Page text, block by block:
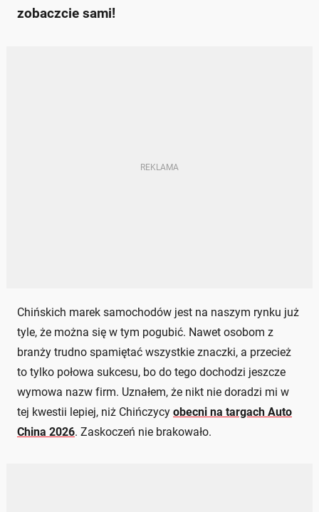
zobaczcie sami!
Chińskich marek samochodów jest na naszym rynku już
tyle, że można się w tym pogubić. Nawet osobom z
branży trudno spamiętać wszystkie znaczki, a przecież
to tylko połowa sukcesu, bo do tego dochodzi jeszcze
wymowa nazw firm. Uznałem, że nikt nie doradzi mi w
tej kwestii lepiej, niż Chińczycy obecni na targach Auto
China 2026. Zaskoczeń nie brakowało.